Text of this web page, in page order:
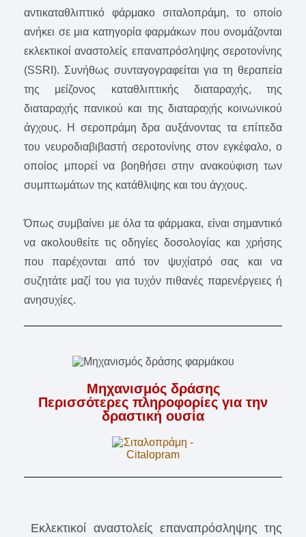
αντικαταθλιπτικό φάρμακο σιταλοπράμη, το οποίο
ανήκει σε μια κατηγορία φαρμάκων που ονομάζονται
εκλεκτικοί αναστολείς επαναπρόσληψης σεροτονίνης
(SSRI). Συνήθως συνταγογραφείται για τη θεραπεία
της μείζονος καταθλιπτικής διαταραχής, της
διαταραχής πανικού και της διαταραχής κοινωνικού
άγχους. Η σεροπράμη δρα αυξάνοντας τα επίπεδα
του νευροδιαβιβαστή σεροτονίνης στον εγκέφαλο, ο
οποίος μπορεί να βοηθήσει στην ανακούφιση των
συμπτωμάτων της κατάθλιψης και του άγχους.
Όπως συμβαίνει με όλα τα φάρμακα, είναι σημαντικό
να ακολουθείτε τις οδηγίες δοσολογίας και χρήσης
που παρέχονται από τον ψυχίατρό σας και να
συζητάτε μαζί του για τυχόν πιθανές παρενέργειες ή
ανησυχίες.
Μηχανισμός δράσης
Περισσότερες πληροφορίες για την
δραστική ουσία
Εκλεκτικοί αναστολείς επαναπρόσληψης της